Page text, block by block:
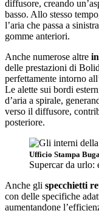
diffusore, creando
basso. Allo stesso
l’aria che passa a
gomme anteriori.
Anche numerose altre
delle prestazioni di
perfettamente intorno
Le alette sui bordi
d’aria a spirale,
verso il diffusore,
posteriore.
Ufficio Stampa
Supercar da
Anche gli specchietti
con delle specifiche
aumentandone